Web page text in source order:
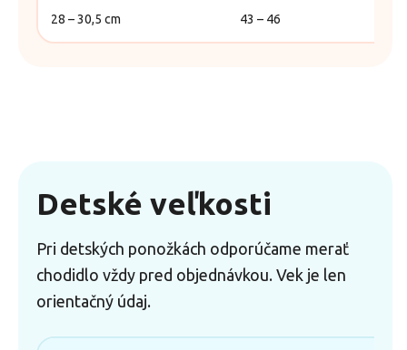
28 – 30,5 cm 43 – 46
Detské veľkosti
Pri detských ponožkách odporúčame merať
chodidlo vždy pred objednávkou. Vek je len
orientačný údaj.